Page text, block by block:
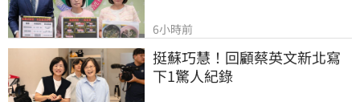
6小時前
挺蘇巧慧！回顧蔡英文新北寫
下1驚人紀錄